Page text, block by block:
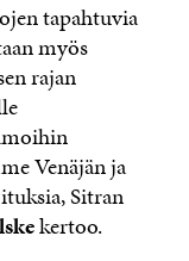
tapahtuvia
myös
rajan
Venäjän ja
Sitran
kertoo.